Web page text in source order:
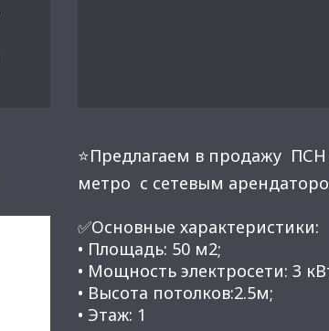
⭐Предлагаем в продажу
метро с сетевым
✅Основные характеристики:
• Площадь: 50 м2;
• Мощность электросети: 3
• Высота потолков:2.5м;
• Этаж: 1